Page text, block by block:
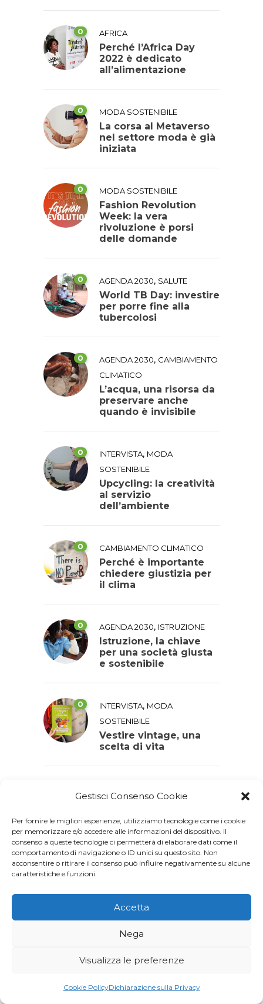
Gestisci Consenso Cookie
Per fornire le migliori esperienze, utilizziamo tecnologie come i cookie
per memorizzare e/o accedere alle informazioni del dispositivo. Il
consenso a queste tecnologie ci permetterà di elaborare dati come il
comportamento di navigazione o ID unici su questo sito. Non
acconsentire o ritirare il consenso può influire negativamente su alcune
caratteristiche e funzioni.
Accetta
Nega
Visualizza le preferenze
Cookie PolicyDichiarazione sulla Privacy
0 AFRICA
Perché l’Africa Day
2022 è dedicato
all’alimentazione
0 MODA SOSTENIBILE
La corsa al Metaverso
nel settore moda è già
iniziata
0 MODA SOSTENIBILE
Fashion Revolution
Week: la vera
rivoluzione è porsi
delle domande
0 AGENDA 2030, SALUTE
World TB Day: investire
per porre fine alla
tubercolosi
0 AGENDA 2030, CAMBIAMENTO
CLIMATICO
L’acqua, una risorsa da
preservare anche
quando è invisibile
0 INTERVISTA, MODA
SOSTENIBILE
Upcycling: la creatività
al servizio
dell’ambiente
0 CAMBIAMENTO CLIMATICO
Perché è importante
chiedere giustizia per
il clima
0 AGENDA 2030, ISTRUZIONE
Istruzione, la chiave
per una società giusta
e sostenibile
0 INTERVISTA, MODA
SOSTENIBILE
Vestire vintage, una
scelta di vita
Stop alle
all’AIDS
0 AGENDA 2030,CAMBIAMENTO
Cop26: tra passi avanti
e compromessi
MODA SOSTENIBILE
superfluo per far